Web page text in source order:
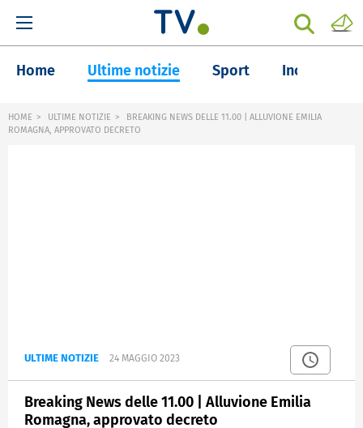
Home Ultime notizie Sport Inchieste
HOME ULTIME NOTIZIE
BREAKING NEWS DELLE 11.00 | ALLUVIONE EMILIA
ROMAGNA, APPROVATO DECRETO
ULTIME NOTIZIE 24 MAGGIO 2023
Breaking News delle 11.00 | Alluvione Emilia
Romagna, approvato decreto